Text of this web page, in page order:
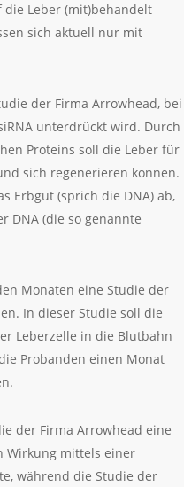
die Leber (mit)behandelt
sich aktuell nur mit
der Firma Arrowhead, bei
unterdrückt wird. Durch
Proteins soll die Leber für
sich regenerieren können.
Erbgut (sprich die DNA) ab,
DNA (die so genannte
Monaten eine Studie der
In dieser Studie soll die
Leberzelle in die Blutbahn
Probanden einen Monat
der Firma Arrowhead eine
Wirkung mittels einer
während die Studie der